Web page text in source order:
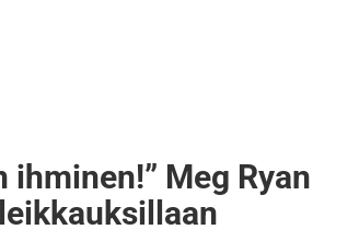
Meg Ryan